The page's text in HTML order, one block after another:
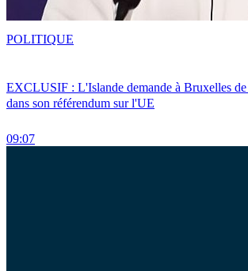
EXCLUSIF : L'Islande demande à Bruxelles de
dans son référendum sur l'UE
09:07
POLITIQUE